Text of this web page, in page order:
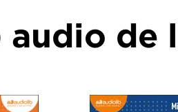
audio de